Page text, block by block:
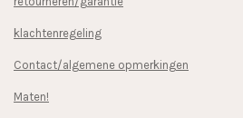
klachtenregeling
Contact/algemene opmerkingen
Maten!